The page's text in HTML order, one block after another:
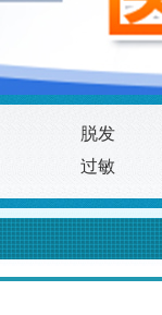
脱发
过敏